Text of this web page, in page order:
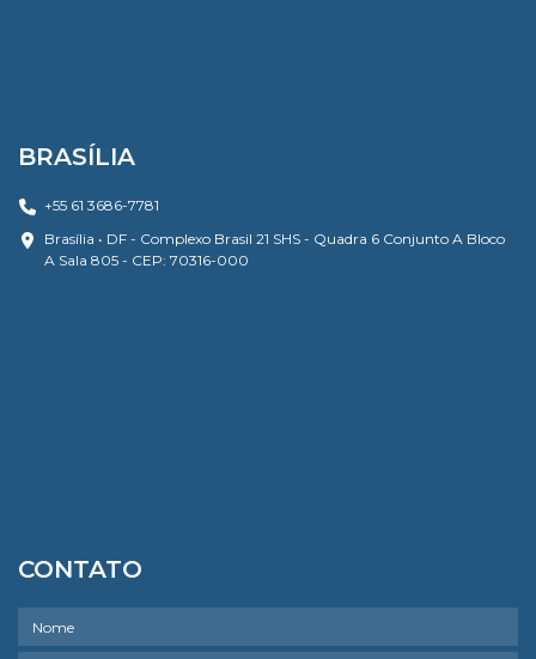
BRASÍLIA
+55 61 3686-7781
Brasília • DF - Complexo Brasil 21 SHS - Quadra 6 Conjunto A Bloco
A Sala 805 - CEP: 70316-000
CONTATO